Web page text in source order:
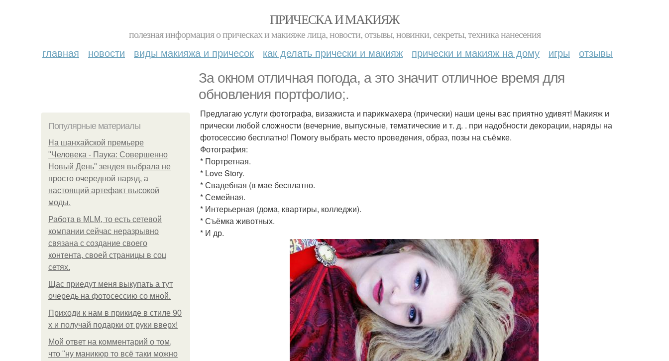
ПРИЧЕСКА И МАКИЯЖ
полезная информация о прическах и макияже лица, новости, отзывы, новинки, секреты, техника нанесения
главная новости виды макияжа и причесок как делать прически и макияж прически и макияж на дому игры отзывы
За окном отличная погода, а это значит отличное время для
обновления портфолио;.
Популярные материалы
На шанхайской премьере
"Человека - Паука: Совершенно
Новый День" зендея выбрала не
просто очередной наряд, а
настоящий артефакт высокой
моды.
Работа в MLM, то есть сетевой
компании сейчас неразрывно
связана с создание своего
контента, своей страницы в соц
сетях.
Щас приедут меня выкупать а тут
очередь на фотосессию со мной.
Приходи к нам в прикиде в стиле 90
х и получай подарки от руки вверх!
Мой ответ на комментарий о том,
что "ну маникюр то всё таки можно
Предлагаю услуги фотографа, визажиста и парикмахера (прически) наши цены вас приятно удивят! Макияж и
прически любой сложности (вечерние, выпускные, тематические и т. д. . при надобности декорации, наряды на
фотосессию бесплатно! Помогу выбрать место проведения, образ, позы на съёмке.
Фотография:
* Портретная.
* Love Story.
* Свадебная (в мае бесплатно.
* Семейная.
* Интерьерная (дома, квартиры, колледжи).
* Съёмка животных.
* И др.